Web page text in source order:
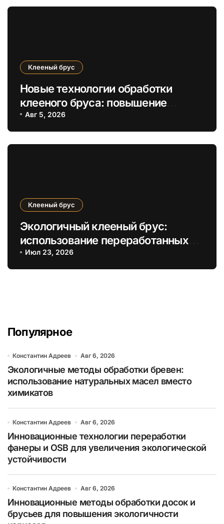
Клееный брус
Новые технологии обработки
клееного бруса: повышение
энергоэффективности и
экологичности
Авг 5, 2026
Клееный брус
Экологичный клееный брус:
использование переработанных
древесных отходов для
устойчивого строительства
Июл 23, 2026
Популярное
Константин Адреев Авг 6, 2026
Экологичные методы обработки бревен:
использование натуральных масел вместо
химикатов
Константин Адреев Авг 6, 2026
Инновационные технологии переработки
фанеры и OSB для увеличения экологической
устойчивости
Константин Адреев Авг 6, 2026
Инновационные методы обработки досок и
брусьев для повышения экологичности